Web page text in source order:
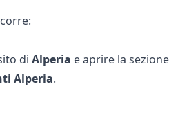
di Alperia e aprire la sezione
Alperia.